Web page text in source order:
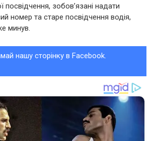
посвідчення, зобов’язані надати
номер та старе посвідчення водія,
минув.
нашу сторінку в Facebook.